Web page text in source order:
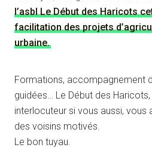
l’asbl Le Début des Haricots
facilitation des projets
urbaine.
Formations, accompagnement
guidées… Le Début des
interlocuteur si vous aussi, vous
des voisins motivés.
Le bon tuyau.